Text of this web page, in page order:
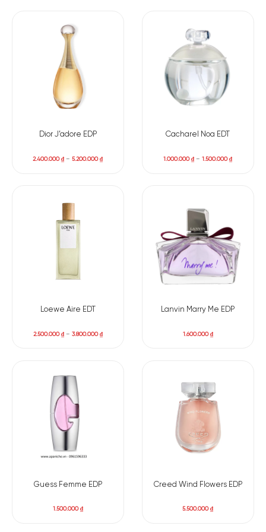
Dior J’adore EDP
2.400.000₫ –5.200.000₫
Cacharel Noa EDT
1.000.000₫ –1.500.000₫
Loewe Aire EDT
2.500.000₫– 3.800.000₫
Lanvin Marry Me EDP
1.600.000₫
Guess Femme EDP
1.500.000₫
Creed Wind Flowers EDP
5.500.000₫